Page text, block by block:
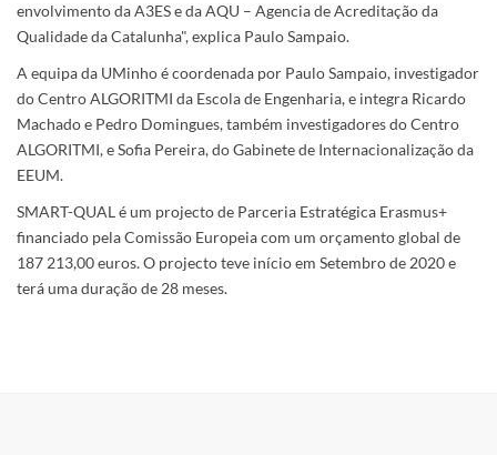
envolvimento da A3ES e da AQU – Agencia de Acreditação da
Qualidade da Catalunha", explica Paulo Sampaio.
A equipa da UMinho é coordenada por Paulo Sampaio, investigador
do Centro ALGORITMI da Escola de Engenharia, e integra Ricardo
Machado e Pedro Domingues, também investigadores do Centro
ALGORITMI, e Sofia Pereira, do Gabinete de Internacionalização da
EEUM.
SMART-QUAL é um projecto de Parceria Estratégica Erasmus+
financiado pela Comissão Europeia com um orçamento global de
187 213,00 euros. O projecto teve início em Setembro de 2020 e
terá uma duração de 28 meses.